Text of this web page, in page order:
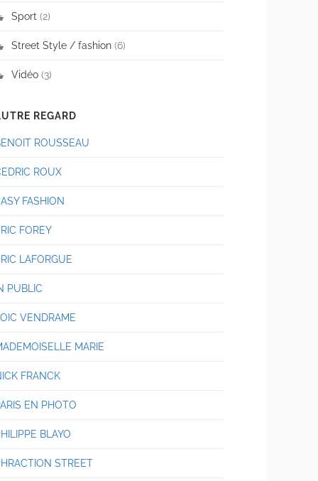
Sport (2)
Street Style / fashion (6)
Vidéo (3)
REGARD
ROUSSEAU
ROUX
FASHION
FOREY
LAFORGUE
PUBLIC
VENDRAME
MARIE
FRANCK
EN PHOTO
BLAYO
STREET